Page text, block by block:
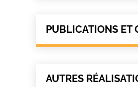
PUBLICATIONS ET
AUTRES